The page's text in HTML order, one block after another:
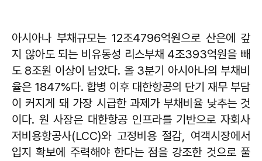
아시아나 부채규모는 12조4796억원으로 산은에 갚
지 않아도 되는 비유동성 리스부채 4조393억원을 빼
도 8조원 이상이 남았다. 올 3분기 아시아나의 부채비
율은 1847%다. 합병 이후 대한항공의 단기 재무 부담
이 커지게 돼 가장 시급한 과제가 부채비율 낮추는 것
이다. 원 사장은 대한항공 인프라를 기반으로 자회사
저비용항공사(LCC)와 고정비용 절감, 여객시장에서
입지 확보에 주력해야 한다는 점을 강조한 것으로 풀